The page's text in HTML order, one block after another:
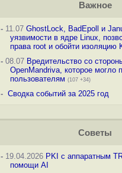
Важное
-11.07 GhostLock, BadEpoll и
уязвимости в ядре Linux,
права root и обойти изоляцию
-08.07 Вредительство со
OpenMandriva, которое могло
пользователям (107 +34)
- Сводка событий за 2025 год
Советы
-19.04.2026 PKI с аппаратным
помощи AI